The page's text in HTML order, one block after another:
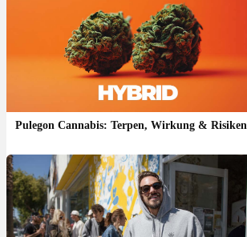
Pulegon Cannabis: Terpen, Wirkung & Risiken